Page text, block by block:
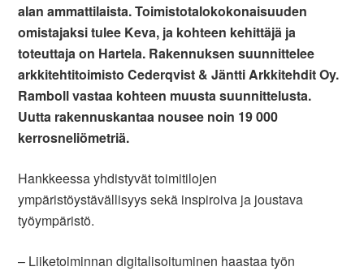
alan ammattilaista. Toimistotalokokonaisuuden
omistajaksi tulee Keva, ja kohteen kehittäjä ja
toteuttaja on Hartela. Rakennuksen suunnittelee
arkkitehtitoimisto Cederqvist & Jäntti Arkkitehdit Oy.
Ramboll vastaa kohteen muusta suunnittelusta.
Uutta rakennuskantaa nousee noin 19 000
kerrosneliömetriä.
Hankkeessa yhdistyvät toimitilojen
ympäristöystävällisyys sekä inspiroiva ja joustava
työympäristö.
– Liiketoiminnan digitalisoituminen haastaa työn